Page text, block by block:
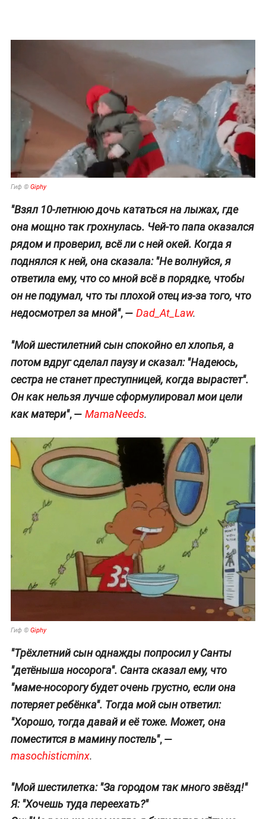
Гиф © Giphy
"Взял 10-летнюю дочь кататься на лыжах, где
она мощно так грохнулась. Чей-то папа оказался
рядом и проверил, всё ли с ней окей. Когда я
поднялся к ней, она сказала: "Не волнуйся, я
ответила ему, что со мной всё в порядке, чтобы
он не подумал, что ты плохой отец из-за того, что
недосмотрел за мной", — Dad_At_Law.
"Мой шестилетний сын спокойно ел хлопья, а
потом вдруг сделал паузу и сказал: "Надеюсь,
сестра не станет преступницей, когда вырастет".
Он как нельзя лучше сформулировал мои цели
как матери", — MamaNeeds.
Гиф © Giphy
"Трёхлетний сын однажды попросил у Санты
"детёныша носорога". Санта сказал ему, что
"маме-носорогу будет очень грустно, если она
потеряет ребёнка". Тогда мой сын ответил:
"Хорошо, тогда давай и её тоже. Может, она
поместится в мамину постель", —
masochisticminx.
"Мой шестилетка: "За городом так много звёзд!"
Я: "Хочешь туда переехать?"